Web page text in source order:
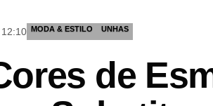
MODA & ESTILO UNHAS
de